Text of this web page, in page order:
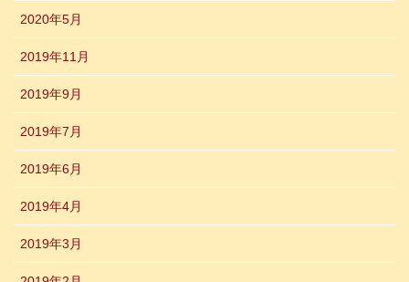
2020年5月
2019年11月
2019年9月
2019年7月
2019年6月
2019年4月
2019年3月